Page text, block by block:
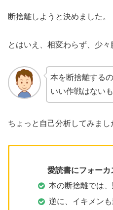
断捨離しようと決めました。
とはいえ、相変わらず、少々
本を断捨離する
いい作戦はない
ちょっと自己分析してみまし
愛読書にフォー
本の断捨離では
逆に、イキメン